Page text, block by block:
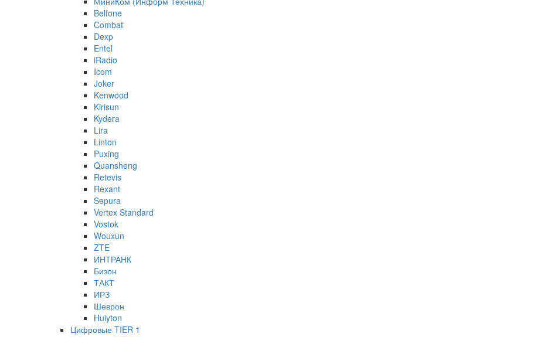
Belfone
Combat
Dexp
Entel
iRadio
Icom
Joker
Kenwood
Kirisun
Kydera
Lira
Linton
Puxing
Quansheng
Retevis
Rexant
Sepura
Vertex Standard
Vostok
Wouxun
ZTE
ИНТРАНК
Бизон
ТАКТ
ИРЗ
Шеврон
Huiyton
Цифровые TIER 1